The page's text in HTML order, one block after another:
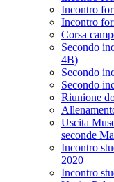
Incontro
Incontro
Corsa
Secondo
4B)
Secondo
Secondo
Riunione
Uscita
seconde
Incontro
2020
Incontro